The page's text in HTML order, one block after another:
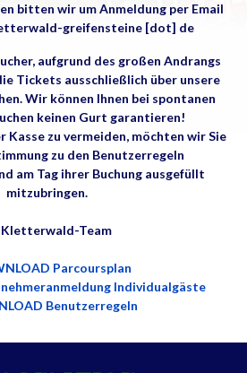
bitten wir um Anmeldung per Email
greifensteine [dot] de
aufgrund des großen Andrangs
Tickets ausschließlich über unsere
Wir können Ihnen bei spontanen
keinen Gurt garantieren!
Kasse zu vermeiden, möchten wir Sie
zu den Benutzerregeln
am Tag ihrer Buchung ausgefüllt
mitzubringen.
Kletterwald-Team
Parcoursplan
Individualgäste
Benutzerregeln